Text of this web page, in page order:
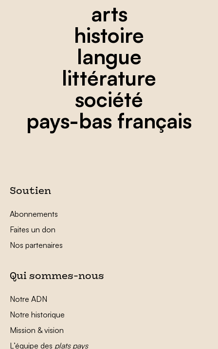
arts
histoire
langue
littérature
société
pays-bas français
Soutien
Abonnements
Faites un don
Nos partenaires
Qui sommes-nous
Notre ADN
Notre historique
Mission & vision
L’équipe des plats pays